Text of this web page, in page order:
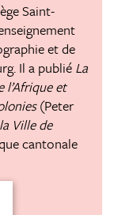
Saint-
et de
Il a publié La
l’Afrique et
(Peter
Ville de
cantonale